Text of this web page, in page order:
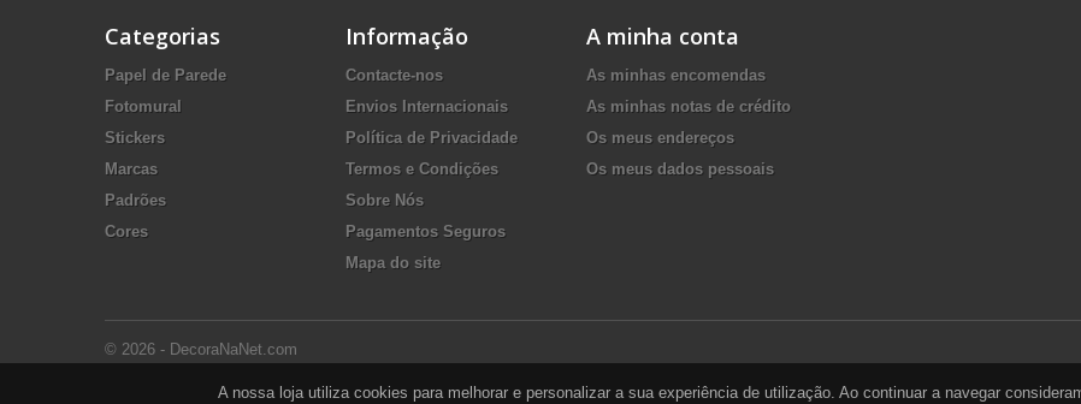
Categorias
Papel de Parede
Fotomural
Stickers
Marcas
Padrões
Cores
Informação
Contacte-nos
Envios Internacionais
Política de Privacidade
Termos e Condições
Sobre Nós
Pagamentos Seguros
Mapa do site
© 2026 - DecoraNaNet.com
A minha conta
As minhas encomendas
As minhas notas de crédito
Os meus endereços
Os meus dados pessoais
A nossa loja utiliza cookies para melhorar e personalizar a sua experiência de utilização. Ao continuar a navegar